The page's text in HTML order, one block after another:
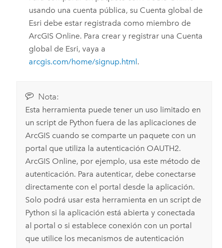
usando una cuenta pública, su Cuenta global de
Esri debe estar registrada como miembro de
ArcGIS Online. Para crear y registrar una Cuenta
global de Esri, vaya a
arcgis.com/home/signup.html.
Nota:
Esta herramienta puede tener un uso limitado en
un script de Python fuera de las aplicaciones de
ArcGIS cuando se comparte un paquete con un
portal que utiliza la autenticación OAUTH2.
ArcGIS Online, por ejemplo, usa este método de
autenticación. Para autenticar, debe conectarse
directamente con el portal desde la aplicación.
Solo podrá usar esta herramienta en un script de
Python si la aplicación está abierta y conectada
al portal o si establece conexión con un portal
que utilice los mecanismos de autenticación